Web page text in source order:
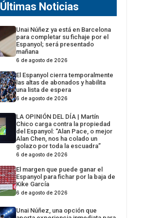
Últimas Noticias
Unai Núñez ya está en Barcelona
para completar su fichaje por el
Espanyol; será presentado
mañana
6 de agosto de 2026
El Espanyol cierra temporalmente
las altas de abonados y habilita
una lista de espera
6 de agosto de 2026
LA OPINIÓN DEL DÍA | Martín
Chico carga contra la propiedad
del Espanyol: “Alan Pace, o mejor
Alan Chen, nos ha colado un
golazo por toda la escuadra”
6 de agosto de 2026
El margen que puede ganar el
Espanyol para fichar por la baja de
Kike García
6 de agosto de 2026
Unai Núñez, una opción que